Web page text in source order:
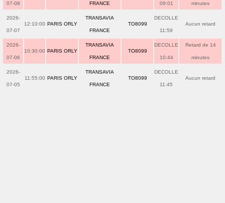
07-08 FRANCE 09:01 minutes
2026-
07-07
12:10:00 PARIS ORLY
TRANSAVIA
FRANCE
TO8099
DECOLLE
11:59
Aucun retard
2026-
07-06
10:30:00 PARIS ORLY
TRANSAVIA
FRANCE
TO8099
DECOLLE
10:44
Retard de 14
minutes
2026-
07-05
11:55:00 PARIS ORLY
TRANSAVIA
FRANCE
TO8099
DECOLLE
11:45
Aucun retard